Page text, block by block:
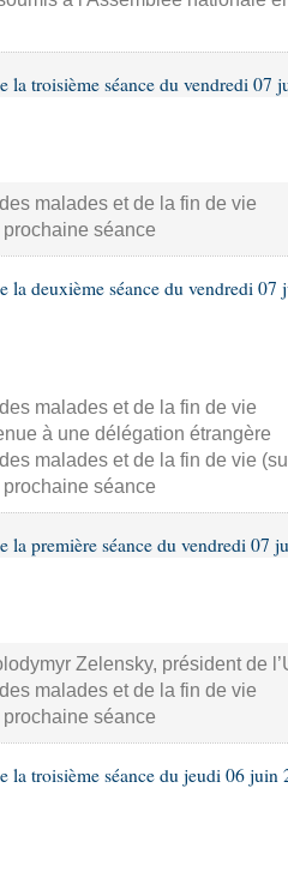
lois
la troisième séance du vendredi 07
malades et de la fin de vie
séance
la deuxième séance du vendredi 07
malades et de la fin de vie
à une délégation étrangère
malades et de la fin de vie
séance
la première séance du vendredi 07
Zelensky, président de
malades et de la fin de vie
séance
la troisième séance du jeudi 06 juin